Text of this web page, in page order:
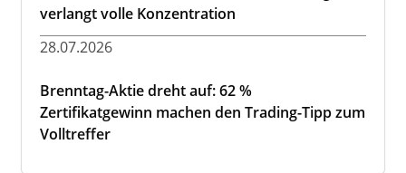
verlangt volle Konzentration
28.07.2026
Brenntag-Aktie dreht auf: 62 %
Zertifikatgewinn machen den Trading-Tipp zum
Volltreffer